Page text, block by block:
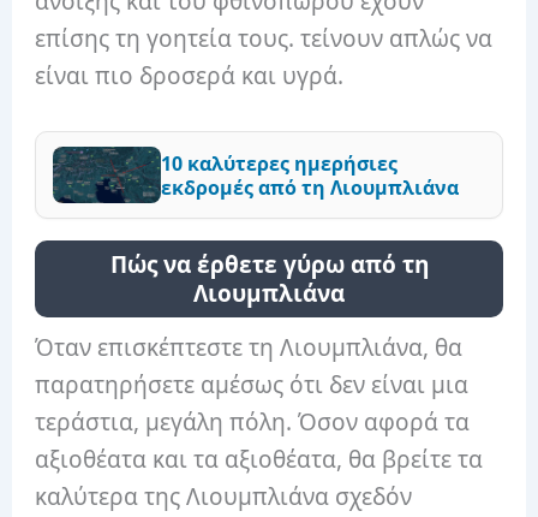
επίσης τη γοητεία τους. τείνουν απλώς να
είναι πιο δροσερά και υγρά.
10 καλύτερες ημερήσιες
εκδρομές από τη Λιουμπλιάνα
Πώς να έρθετε γύρω από τη
Λιουμπλιάνα
Όταν επισκέπτεστε τη Λιουμπλιάνα, θα
παρατηρήσετε αμέσως ότι δεν είναι μια
τεράστια, μεγάλη πόλη. Όσον αφορά τα
αξιοθέατα και τα αξιοθέατα, θα βρείτε τα
καλύτερα της Λιουμπλιάνα σχεδόν